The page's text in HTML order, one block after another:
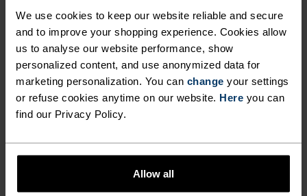
We use cookies to keep our website reliable and secure
and to improve your shopping experience. Cookies allow
us to analyse our website performance, show
personalized content, and use anonymized data for
marketing personalization. You can change your settings
or refuse cookies anytime on our website. Here you can
find our Privacy Policy.
Allow all
329,40 kr549,00 kr
959,20 kr1 199,00 kr
-20 %
Sommersalg
% %
Active Light 2-Pack Base
-20 %
Sommersalg
% %
Performance X-Light Base